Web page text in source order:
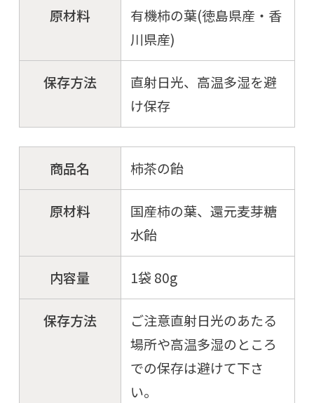
原材料
有機柿の葉(徳島県産・香
川県産)
保存方法
直射日光、高温多湿を避
け保存
商品名 柿茶の飴
原材料
国産柿の葉、還元麦芽糖
水飴
内容量 1袋 80g
保存方法
ご注意直射日光のあたる
場所や高温多湿のところ
での保存は避けて下さ
い。